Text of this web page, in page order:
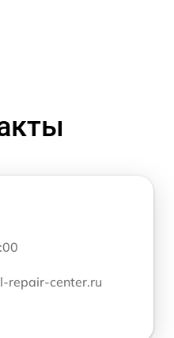
repair-center.ru